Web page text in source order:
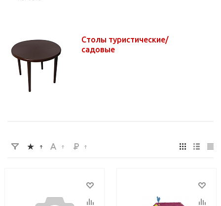
Столы туристические/
садовые